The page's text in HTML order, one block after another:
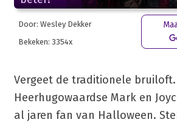
Door: Wesley Dekker
Bekeken: 3354x
Vergeet de traditionele bruiloft.
Heerhugowaardse Mark en
al jaren fan van Halloween.